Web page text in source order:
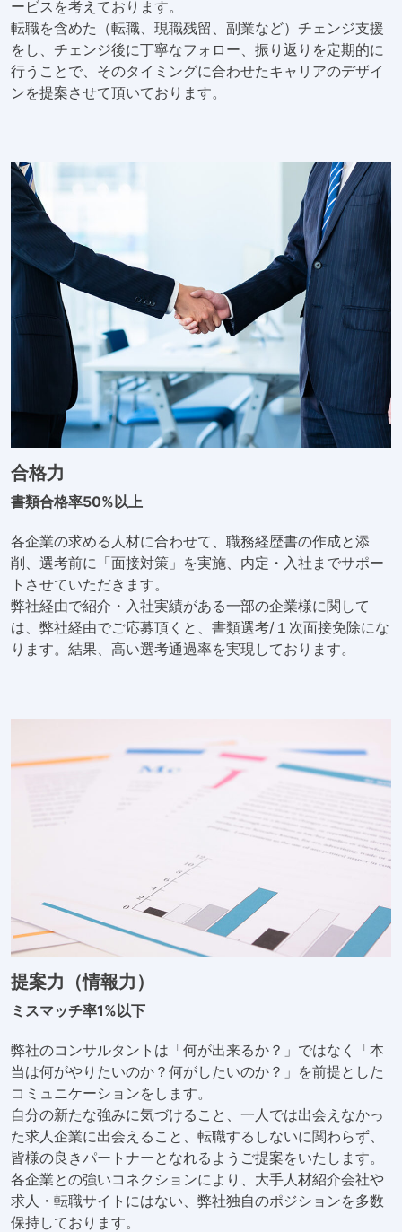
ービスを考えております。
転職を含めた（転職、現職残留、副業など）チェンジ支援
をし、チェンジ後に丁寧なフォロー、振り返りを定期的に
行うことで、そのタイミングに合わせたキャリアのデザイ
ンを提案させて頂いております。
合格力
書類合格率50%以上
各企業の求める人材に合わせて、職務経歴書の作成と添
削、選考前に「面接対策」を実施、内定・入社までサポー
トさせていただきます。
弊社経由で紹介・入社実績がある一部の企業様に関して
は、弊社経由でご応募頂くと、書類選考/１次面接免除にな
ります。結果、高い選考通過率を実現しております。
提案力（情報力）
ミスマッチ率1%以下
弊社のコンサルタントは「何が出来るか？」ではなく「本
当は何がやりたいのか？何がしたいのか？」を前提とした
コミュニケーションをします。
自分の新たな強みに気づけること、一人では出会えなかっ
た求人企業に出会えること、転職するしないに関わらず、
皆様の良きパートナーとなれるようご提案をいたします。
各企業との強いコネクションにより、大手人材紹介会社や
求人・転職サイトにはない、弊社独自のポジションを多数
保持しております。